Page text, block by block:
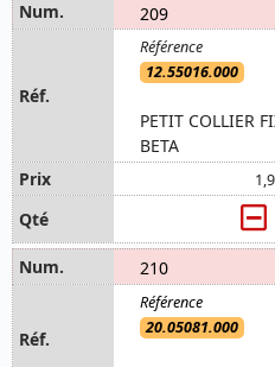
209
12.55016.000
PETIT COLLIER
BETA
210
20.05081.000